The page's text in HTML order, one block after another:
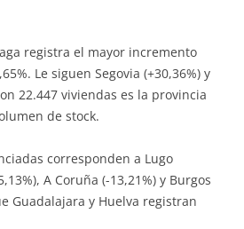
registra el mayor incremento
Le siguen Segovia (+30,36%) y
22.447 viviendas es la provincia
de stock.
corresponden a Lugo
A Coruña (-13,21%) y Burgos
Guadalajara y Huelva registran